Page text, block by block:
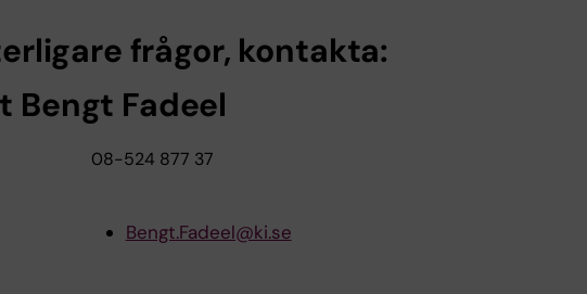
frågor, kontakta:
Bengt Fadeel
08-524 877 37
Bengt.Fadeel@ki.se